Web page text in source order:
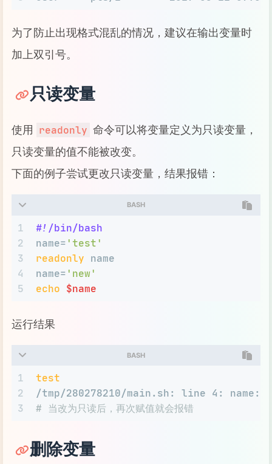
为了防止出现格式混乱的情况，建议在输出变量时
加上双引号。
只读变量
使用 readonly 命令可以将变量定义为只读变量，
只读变量的值不能被改变。
下面的例子尝试更改只读变量，结果报错：
BASH
1
2
3
4
5
#!/bin/bash
name= 'test'
readonly name
name= 'new'
echo $name
运行结果
BASH
1
2
3
test
/tmp/280278210/main.sh: line 4: name:
# 当改为只读后，再次赋值就会报错
删除变量